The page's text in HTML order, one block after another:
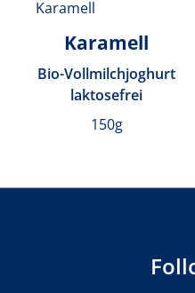
Karamell
Bio-Vollmilchjoghurt
laktosefrei
150g